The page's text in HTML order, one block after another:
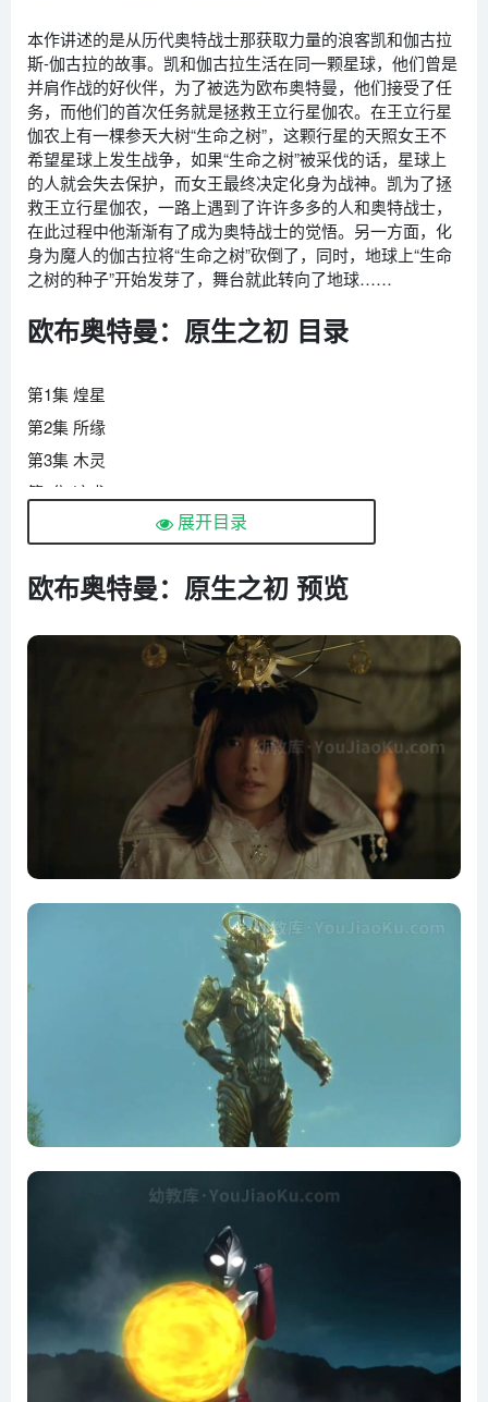
本作讲述的是从历代奥特战士那获取力量的浪客凯和伽古拉
斯-伽古拉的故事。凯和伽古拉生活在同一颗星球，他们曾是
并肩作战的好伙伴，为了被选为欧布奥特曼，他们接受了任
务，而他们的首次任务就是拯救王立行星伽农。在王立行星
伽农上有一棵参天大树“生命之树”，这颗行星的天照女王不
希望星球上发生战争，如果“生命之树”被采伐的话，星球上
的人就会失去保护，而女王最终决定化身为战神。凯为了拯
救王立行星伽农，一路上遇到了许许多多的人和奥特战士，
在此过程中他渐渐有了成为奥特战士的觉悟。另一方面，化
身为魔人的伽古拉将“生命之树”砍倒了，同时，地球上“生命
之树的种子”开始发芽了，舞台就此转向了地球……
欧布奥特曼：原生之初 目录
第1集 煌星
第2集 所缘
第3集 木灵
第4集 迹求
第7集 迷惘
展开目录
欧布奥特曼：原生之初 预览